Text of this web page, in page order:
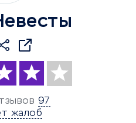
97
жалоб